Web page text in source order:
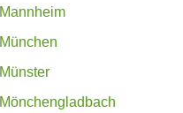
Mannheim
München
Münster
Mönchengladbach